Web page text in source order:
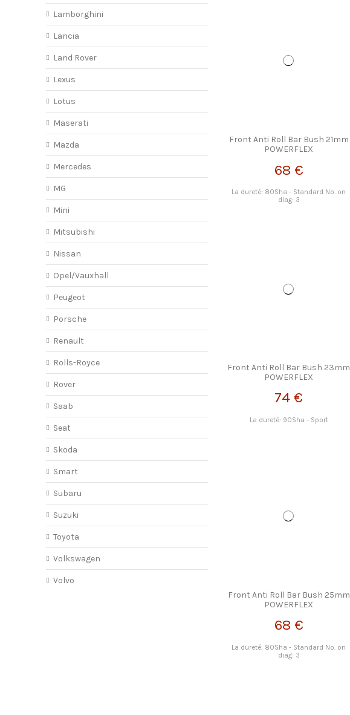
Front Anti Roll Bar Bush 21mm
POWERFLEX
68 €
La dureté: 80Sha - Standard No. on
diag: 3
Front Anti Roll Bar Bush 23mm
POWERFLEX
74 €
La dureté: 90Sha - Sport
Front Anti Roll Bar Bush 25mm
POWERFLEX
68 €
La dureté: 80Sha - Standard No. on
diag: 3
Lamborghini
Lancia
Land Rover
Lexus
Lotus
Maserati
Mazda
Mercedes
MG
Mini
Mitsubishi
Nissan
Opel/Vauxhall
Peugeot
Porsche
Renault
Rolls-Royce
Rover
Saab
Seat
Skoda
Smart
Subaru
Suzuki
Toyota
Volkswagen
Volvo